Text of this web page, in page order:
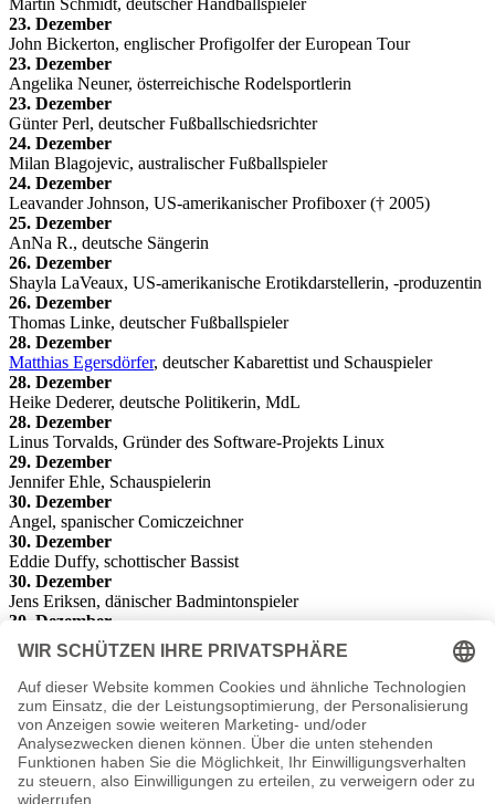
23. Dezember
John Bickerton, englischer Profigolfer der European Tour
23. Dezember
Angelika Neuner, österreichische Rodelsportlerin
23. Dezember
Günter Perl, deutscher Fußballschiedsrichter
24. Dezember
Milan Blagojevic, australischer Fußballspieler
24. Dezember
Leavander Johnson, US-amerikanischer Profiboxer († 2005)
25. Dezember
AnNa R., deutsche Sängerin
26. Dezember
Shayla LaVeaux, US-amerikanische Erotikdarstellerin, -produzentin
26. Dezember
Thomas Linke, deutscher Fußballspieler
28. Dezember
Matthias Egersdörfer, deutscher Kabarettist und Schauspieler
28. Dezember
Heike Dederer, deutsche Politikerin, MdL
28. Dezember
Linus Torvalds, Gründer des Software-Projekts Linux
29. Dezember
Jennifer Ehle, Schauspielerin
30. Dezember
Angel, spanischer Comiczeichner
30. Dezember
Eddie Duffy, schottischer Bassist
30. Dezember
Jens Eriksen, dänischer Badmintonspieler
30. Dezember
Jay Kay, Sänger der Popmusik-Gruppe Jamiroquai
31. Dezember
Claudia Kleinert, deutsche Fernsehmoderatorin
31. Dezember
David Zayas, US-amerikanischer Schauspieler
31. Dezember
Pit-Arne Pietz, Schauspielerin
Die besondere Geschenkidee zum Geburtstag